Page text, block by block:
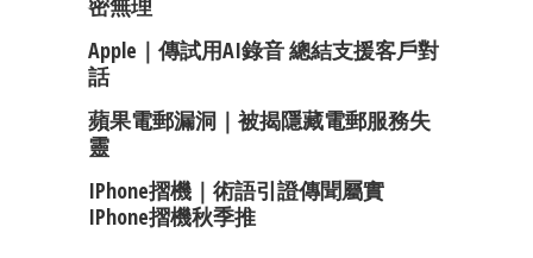
Apple｜傳試用AI錄音 總結支援客戶對
話
蘋果電郵漏洞｜被揭隱藏電郵服務失
靈
IPhone摺機｜術語引證傳聞屬實
IPhone摺機秋季推